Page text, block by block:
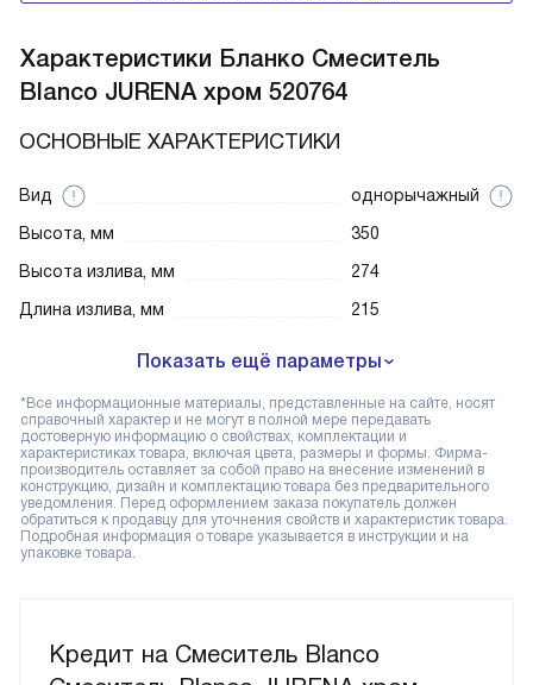
Кредит на Смеситель Blanco
Характеристики Бланко Смеситель
Blanco JURENA хром 520764
ОСНОВНЫЕ ХАРАКТЕРИСТИКИ
Вид
однорычажный
Высота, мм
350
Высота излива, мм
274
Длина излива, мм
215
Показать ещё параметры
*Все информационные материалы, представленные на сайте, носят
справочный характер и не могут в полной мере передавать
достоверную информацию о свойствах, комплектации и
характеристиках товара, включая цвета, размеры и формы. Фирма-
производитель оставляет за собой право на внесение изменений в
конструкцию, дизайн и комплектацию товара без предварительного
уведомления. Перед оформлением заказа покупатель должен
обратиться к продавцу для уточнения свойств и характеристик товара.
Подробная информация о товаре указывается в инструкции и на
упаковке товара.